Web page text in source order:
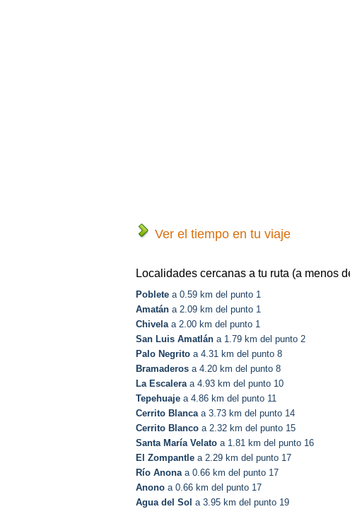
Ver el tiempo en tu viaje
Localidades cercanas a tu ruta (a menos
Poblete a 0.59 km del punto 1
Amatán a 2.09 km del punto 1
Chivelaa 2.00 km del punto 1
San Luis Amatlán a 1.79 km del punto 2
Palo Negrito a 4.31 km del punto 8
Bramaderos a 4.20 km del punto 8
La Escaleraa 4.93 km del punto 10
Tepehuaje a 4.86 km del punto 11
Cerrito Blancaa 3.73 km del punto 14
Cerrito Blanco a 2.32 km del punto 15
Santa María Velato a 1.81 km del punto 16
El Zompantle a 2.29 km del punto 17
Río Anonaa 0.66 km del punto 17
Anono a 0.66 km del punto 17
Agua del Sol a 3.95 km del punto 19